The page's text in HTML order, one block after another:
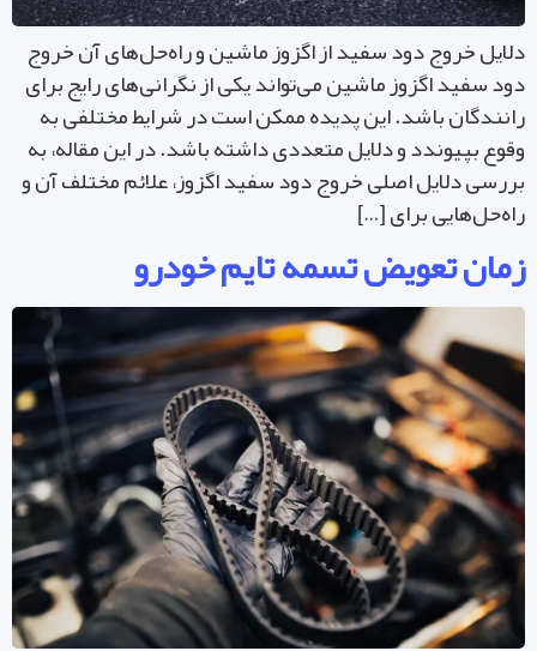
خروج دود سفید از اگزوز ماشین و راه‌حل‌های آن خروج
سفید اگزوز ماشین می‌تواند یکی از نگرانی‌های رایج برای
باشد. این پدیده ممکن است در شرایط مختلفی به
بپیوندد و دلایل متعددی داشته باشد. در این مقاله، به
دلایل اصلی خروج دود سفید اگزوز، علائم مختلف آن و
برای […]
تعویض تسمه تایم خودرو